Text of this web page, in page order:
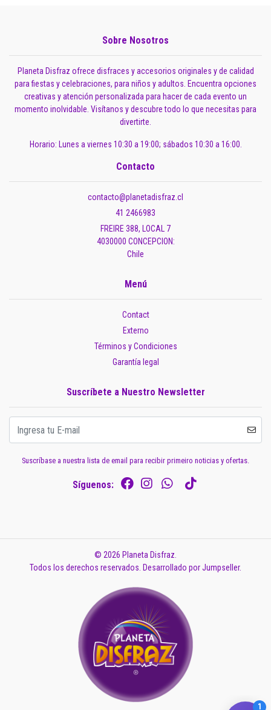
Sobre Nosotros
Planeta Disfraz ofrece disfraces y accesorios originales y de calidad
para fiestas y celebraciones, para niños y adultos. Encuentra opciones
creativas y atención personalizada para hacer de cada evento un
momento inolvidable. Visítanos y descubre todo lo que necesitas para
divertirte.
Horario: Lunes a viernes 10:30 a 19:00; sábados 10:30 a 16:00.
Contacto
contacto@planetadisfraz.cl
41 2466983
FREIRE 388, LOCAL 7
4030000 CONCEPCION:
Chile
Menú
Contact
Externo
Términos y Condiciones
Garantía legal
Suscríbete a Nuestro Newsletter
Suscríbase a nuestra lista de email para recibir primeiro noticias y ofertas.
Síguenos:
© 2026 Planeta Disfraz.
Todos los derechos reservados. Desarrollado por Jumpseller.